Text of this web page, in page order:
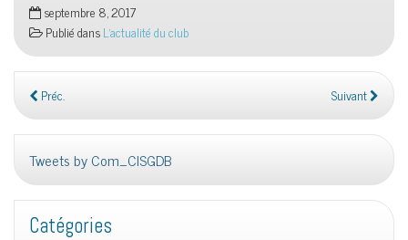
septembre 8, 2017
Publié dansL'actualité du club
Préc. Suivant
Tweets by Com_CISGDB
Catégories